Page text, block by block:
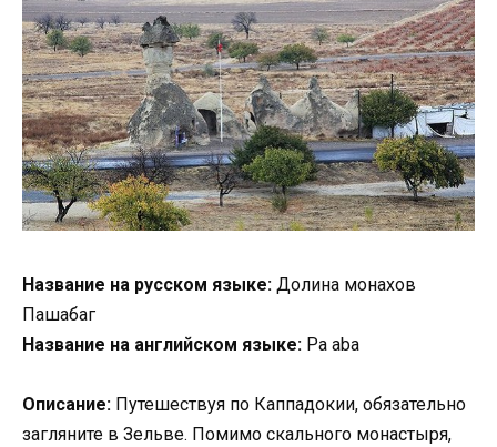
Название на русском языке: Долина монахов
Пашабаг
Название на английском языке: Pa aba
Описание: Путешествуя по Каппадокии, обязательно
загляните в Зельве. Помимо скального монастыря,